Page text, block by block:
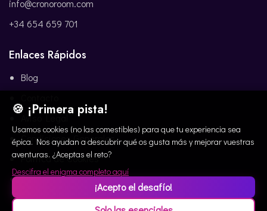
info@cronoroom.com
+34 654 659 701
Enlaces Rápidos
Blog
Aviso Legal
Condiciones Generales
Política de Cookies
Política de Privacidad
🍪 ¡Primera pista!
Usamos cookies (no las comestibles) para que tu experiencia sea
épica. Nos ayudan a descubrir qué os gusta más y mejorar vuestras
aventuras. ¿Aceptas el reto?
Descifra el enigma completo aquí
¡Acepto el desafío!